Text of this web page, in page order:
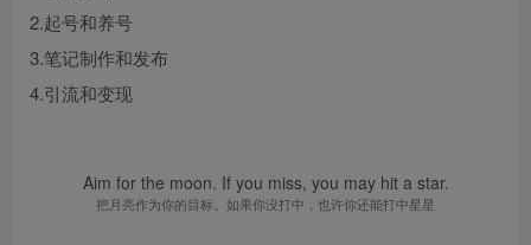
2.起号和养号
3.笔记制作和发布
4.引流和变现
Aim for the moon. If you miss, you may hit a star.
把月亮作为你的目标。如果你没打中，也许你还能打中星星